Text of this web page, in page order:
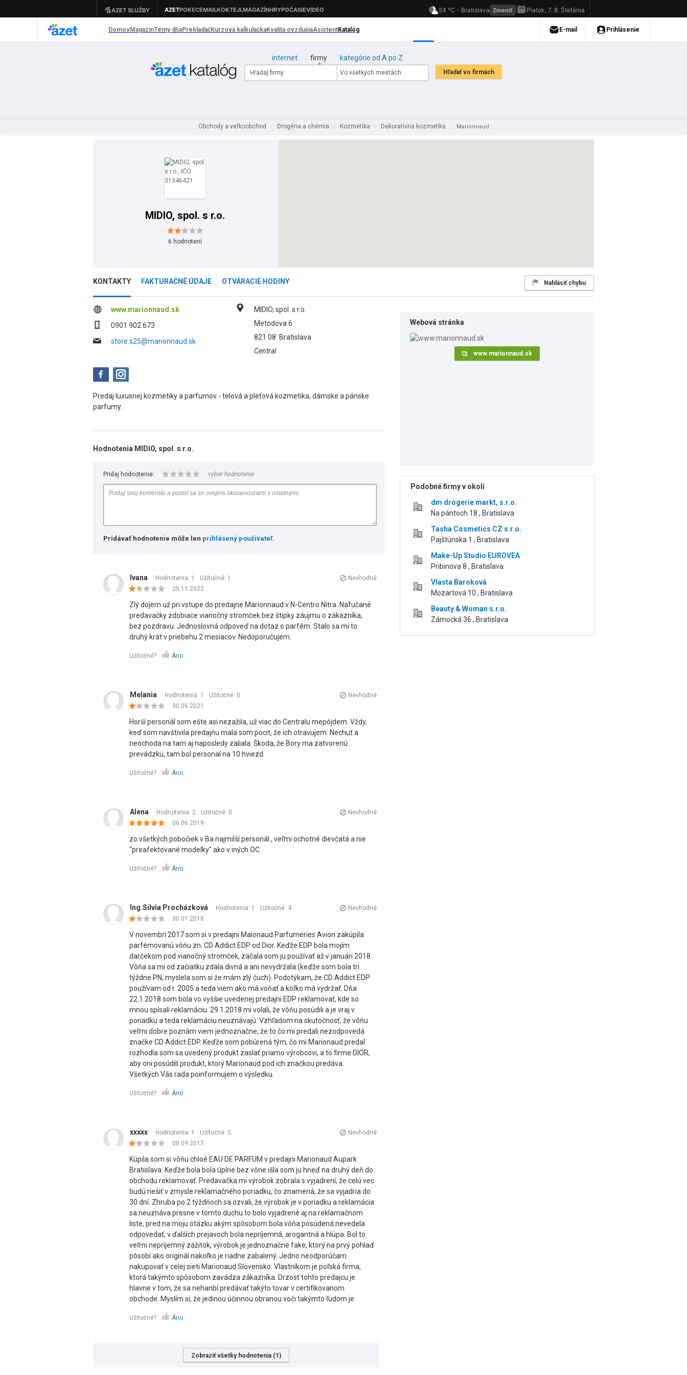
internet firmy kategórie od A po Z
Obchody a veľkoobchod / Drogéria a chémia / Kozmetika / Dekoratívna kozmetika / Marionnaud
MIDIO, spol. s r.o.
6 hodnotení
KONTAKTY FAKTURAČNÉ ÚDAJE OTVÁRACIE HODINY Nahlásiť chybu
www.marionnaud.sk
0901 902 673
store.s25@marionnaud.sk
MIDIO, spol. s r.o.
Metodova 6
821 08 Bratislava
Central
Predaj luxusnej kozmetiky a parfumov - telová a pleťová kozmetika, dámske a pánske
parfumy.
Hodnotenia MIDIO, spol. s r.o.
Pridaj hodnotenie: vyber hodnotenie
Pridávať hodnotenie môže len prihlásený používateľ.
Ivana Hodnotenia: 1 Užitočné: 1
Nevhodné
25.11.2022
Zlý dojem už pri vstupe do predajne Marionnaud v N-Centro Nitra. Nafučané
predavačky zdobiace vianočný stromček bez štipky záujmu o zákazníka,
bez pozdravu. Jednoslovná odpoveď na dotaz o parfém. Stalo sa mi to
druhý krát v priebehu 2 mesiacov. Nedoporučujem.
Užitočné? Áno
Melania Hodnotenia: 1 Užitočné: 0
Nevhodné
30.06.2021
Horší personál som ešte asi nezažila, už viac do Centralu mepójdem. Vždy,
keď som navštivila predajňu mala som pocit, že ich otravujem. Nechut a
neochoda na tam aj naposledy zaliala. Škoda, že Bory ma zatvorenú
prevádzku, tam bol personal na 10 hviezd.
Užitočné? Áno
Alena Hodnotenia: 2 Užitočné: 0
Nevhodné
06.06.2019
zo všetkých pobočiek v Ba najmilší personál., veľmi ochotné dievčatá a nie
"preafektované modelky" ako v iných OC
Užitočné? Áno
Ing.Silvia Procházková Hodnotenia: 1 Užitočné: 4
Nevhodné
30.01.2018
V novembri 2017 som si v predajni Maionaud Parfumeries Avion zakúpila
parfémovanú vôňu zn. CD Addict EDP od Dior. Keďže EDP bola mojím
darčekom pod vianočný stromček, začala som ju používať až v januári 2018.
Vôňa sa mi od začiatku zdala divná a ani nevydržala (keďže som bola tri
týždne PN, myslela som si že mám zlý čuch). Podotýkam, že CD Addict EDP
používam od r. 2005 a teda viem ako má voňať a koľko má vydržať. Dňa
22.1.2018 som bola vo vyššie uvedenej predajni EDP reklamovať, kde so
mnou spísali reklamáciu. 29.1.2018 mi volali, že vôňu posúdili a je vraj v
poriadku a teda reklamáciu neuznávajú. Vzhľadom na skutočnosť, že vôňu
veľmi dobre poznám viem jednoznačne, že to čo mi predali nezodpovedá
značke CD Addict EDP. Keďže som pobúrená tým, čo mi Marionaud predal
rozhodla som sa uvedený produkt zaslať priamo výrobcovi, a to firme DIOR,
aby oni posúdili produkt, ktorý Marionaud pod ich značkou predáva.
Všetkých Vás rada poinformujem o výsledku.
Užitočné? Áno
xxxxx Hodnotenia: 1 Užitočné: 5
Nevhodné
08.09.2017
Kúpila som si vôňu chloé EAU DE PARFUM v predajni Marionaud Aupark
Bratislava. Keďže bola bola úplne bez vône išla som ju hneď na druhý deň do
obchodu reklamovať. Predavačka mi výrobok zobrala s vyjadrení, že celú vec
budú riešiť v zmysle reklamačného poriadku, čo znamená, že sa vyjadria do
30 dní. Zhruba po 2 týždňoch sa ozvali, že výrobok je v poriadku a reklamácia
sa neuznáva presne v tomto duchu to bolo vyjadrené aj na reklamačnom
liste, pred na moju otázku akým spôsobom bola vôňa posúdená nevedela
odpovedať, v ďalších prejavoch bola nepríjemná, arogantná a hlúpa. Bol to
veľmi nepríjemný zážitok, výrobok je jednoznačne fake, ktorý na prvý pohlaď
pôsobí ako originál nakoľko je riadne zabalený. Jedno neodporúčam
nakupovať v celej sieti Marionaud Slovensko. Vlastníkom je poľská firma,
ktorá takýmto spôsobom zavádza zákazníka. Drzosť tohto predajcu je
hlavne v tom, že sa nehanbí predávať takýto tovar v certifikovanom
obchode. Myslím si, že jedinou účinnou obranou voči takýmto ľudom je
Užitočné? Áno
Zobraziť všetky hodnotenia (1)
Webová stránka
www.marionnaud.sk
Podobné firmy v okolí
dm drogerie markt, s.r.o.
Na pántoch 18 , Bratislava
Tasha Cosmetics CZ s.r.o.
Pajštúnska 1 , Bratislava
Make-Up Studio EUROVEA
Pribinova 8 , Bratislava
Vlasta Baroková
Mozartová 10 , Bratislava
Beauty & Woman s.r.o.
Zámocká 36 , Bratislava